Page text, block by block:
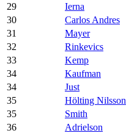
29
Ierna
30
Carlos Andres
31
Mayer
32
Rinkevics
33
Kemp
34
Kaufman
34
Just
35
Hölting Nilsson
35
Smith
36
Adrielson